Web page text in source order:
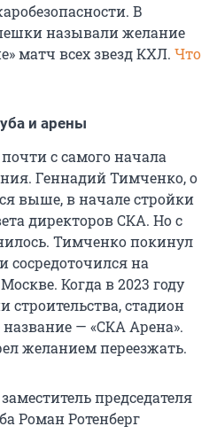
В
называли желание
матч всех звезд КХЛ. Что
и арены
с самого начала
Геннадий Тимченко, о
выше, в начале стройки
директоров СКА. Но с
Тимченко покинул
сосредоточился на
Когда в 2023 году
строительства, стадион
— «СКА Арена».
желанием переезжать.
председателя
Роман Ротенберг